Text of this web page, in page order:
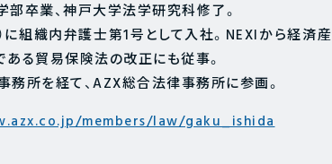
卒業、神戸大学法学研究科修了。
に組織内弁護士第1号として入社。NEXIから経済産
る貿易保険法の改正にも従事。
務所を経て、AZX総合法律事務所に参画。
members/law/gaku_ishida